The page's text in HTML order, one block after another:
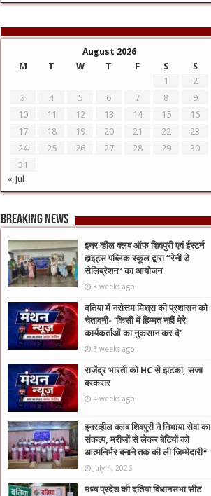
August 2026
M
T W T F S
S
1
2
3
4 5 6 7 8
9
10
11 12 13 14 15
16
17
18 19 20 21 22
23
24
25 26 27 28 29
30
31
« Jul
Breaking News
इनर व्हील क्लब ऑफ शिवपुरी एवं ईस्टर्न
हाइट्स पब्लिक स्कूल द्वारा “रेनी डे
सेलिब्रेशन” का आयोजन
3 weeks ago
दतिया में नरोत्तम मिश्रा की प्रशासन को
चेतावनी- ‘किसी में हिम्मत नहीं मेरे
कार्यकर्ताओं का नुकसान कर दे’
3 weeks ago
राजेंद्र भारती को HC से झटका, सजा
बरकरार
4 weeks ago
इनरव्हील क्लब शिवपुरी ने निभाया सेवा का
संकल्प, मरीजों से लेकर बेटियों को
आत्मनिर्भर बनाने तक की ली जिम्मेदारी*
July 4, 2026
मध्य प्रदेश की दतिया विधानसभा सीट